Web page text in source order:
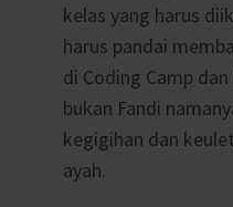
kelas yang harus
harus pandai
di Coding Camp
bukan Fandi
kegigihan dan
ayah.